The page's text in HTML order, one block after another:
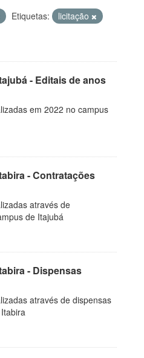
Etiquetas:
licitação
- Editais de anos
em 2022 no campus
- Contratações
através de
de Itajubá
- Dispensas
através de dispensas